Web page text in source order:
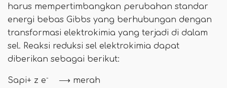
harus mempertimbangkan perubahan standar
energi bebas Gibbs yang berhubungan dengan
transformasi elektrokimia yang terjadi di dalam
sel. Reaksi reduksi sel elektrokimia dapat
diberikan sebagai berikut:
Sapi+ z e- ⟶ merah